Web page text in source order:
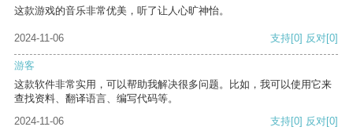
这款游戏的音乐非常优美，听了让人心旷神怡。
2024-11-06 支持[0] 反对[0]
游客
这款软件非常实用，可以帮助我解决很多问题。比如，我可以使用它来
查找资料、翻译语言、编写代码等。
2024-11-06
支持[0] 反对[0]